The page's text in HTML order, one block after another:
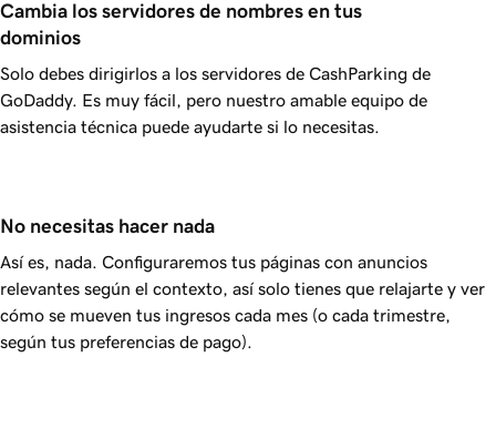
Cambia los servidores de nombres en tus
dominios
Solo debes dirigirlos a los servidores de CashParking de
GoDaddy. Es muy fácil, pero nuestro amable equipo de
asistencia técnica puede ayudarte si lo necesitas.
No necesitas hacer nada
Así es, nada. Configuraremos tus páginas con anuncios
relevantes según el contexto, así solo tienes que relajarte y ver
cómo se mueven tus ingresos cada mes (o cada trimestre,
según tus preferencias de pago).